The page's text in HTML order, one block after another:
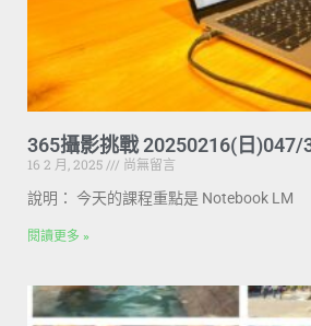
365攝影挑戰 20250216(日)047/
16 2 月, 2025
尚無留言
說明： 今天的課程重點是 Notebook LM
閱讀更多 »